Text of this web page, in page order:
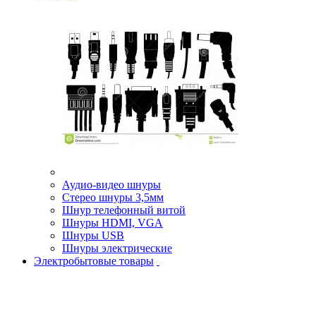
Аудио-видео шнуры
Стерео шнуры 3,5мм
Шнур телефонный витой
Шнуры HDMI, VGA
Шнуры USB
Шнуры электрические
Электробытовые товары